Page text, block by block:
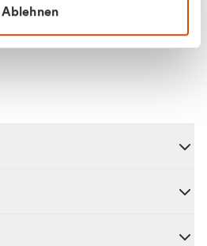
Ablehnen